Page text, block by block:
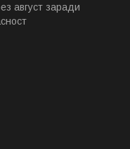
август заради